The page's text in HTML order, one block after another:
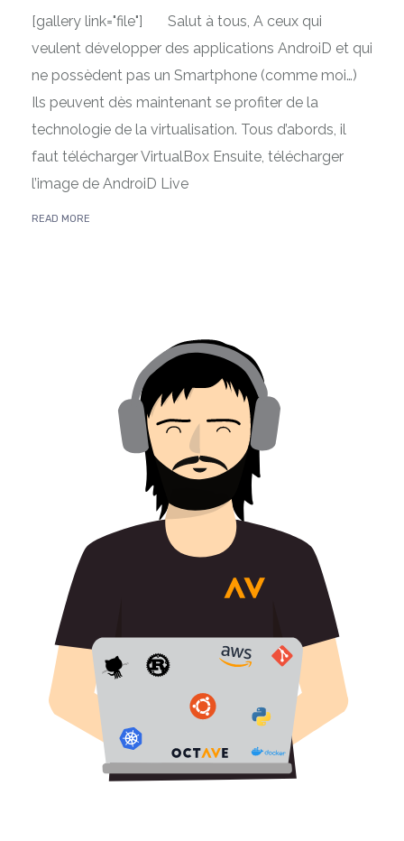
[gallery link="file"] Salut à tous, A ceux qui
veulent développer des applications AndroiD et qui
ne possèdent pas un Smartphone (comme moi…)
Ils peuvent dès maintenant se profiter de la
technologie de la virtualisation. Tous d’abords, il
faut télécharger VirtualBox Ensuite, télécharger
l’image de AndroiD Live
READ MORE